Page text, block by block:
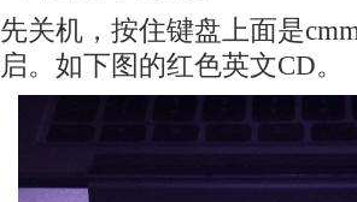
先关机，按住键盘上面是
启。如下图的红色英文CD。